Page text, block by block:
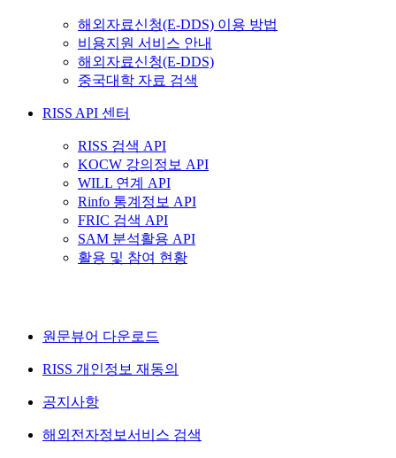
해외자료신청(E-DDS) 이용 방법
비용지원 서비스 안내
해외자료신청(E-DDS)
중국대학 자료 검색
RISS API 센터
RISS 검색 API
KOCW 강의정보 API
WILL 연계 API
Rinfo 통계정보 API
FRIC 검색 API
SAM 분석활용 API
활용 및 참여 현황
원문뷰어 다운로드
RISS 개인정보 재동의
공지사항
해외전자정보서비스 검색